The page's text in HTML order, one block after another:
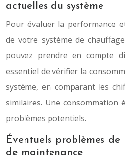
actuelles du système
Pour évaluer la performance
de votre système de
pouvez prendre en compte
essentiel de vérifier la
système, en comparant les
similaires. Une consommation
problèmes potentiels.
Éventuels problèmes
de maintenance